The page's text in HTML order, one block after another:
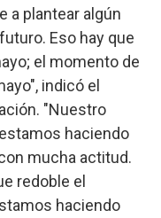
a plantear algún
Eso hay que
el momento de
indicó el
"Nuestro
haciendo
mucha actitud.
redoble el
haciendo